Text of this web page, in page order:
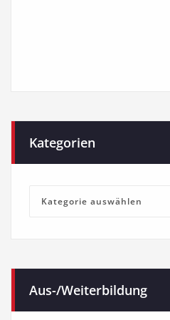
Kategorien
Kategorien
Aus-/Weiterbildung